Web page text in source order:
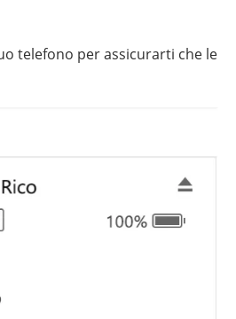
telefono per assicurarti che le